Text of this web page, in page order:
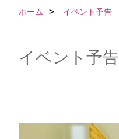
ホーム イベント予告
イベント予告